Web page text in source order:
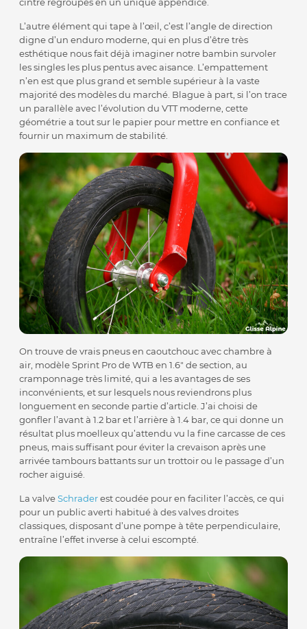
cintre regroupés en un unique appendice.
L’autre élément qui tape à l’œil, c’est l’angle de direction
digne d’un enduro moderne, qui en plus d’être très
esthétique nous fait déjà imaginer notre bambin survoler
les singles les plus pentus avec aisance. L’empattement
n’en est que plus grand et semble supérieur à la vaste
majorité des modèles du marché. Blague à part, si l’on trace
un parallèle avec l’évolution du VTT moderne, cette
géométrie a tout sur le papier pour mettre en confiance et
fournir un maximum de stabilité.
On trouve de vrais pneus en caoutchouc avec chambre à
air, modèle Sprint Pro de WTB en 1.6″ de section, au
cramponnage très limité, qui a les avantages de ses
inconvénients, et sur lesquels nous reviendrons plus
longuement en seconde partie d’article. J’ai choisi de
gonfler l’avant à 1.2 bar et l’arrière à 1.4 bar, ce qui donne un
résultat plus moelleux qu’attendu vu la fine carcasse de ces
pneus, mais suffisant pour éviter la crevaison après une
arrivée tambours battants sur un trottoir ou le passage d’un
rocher aiguisé.
La valveSchraderest coudée pour en faciliter l’accès, ce qui
pour un public averti habitué à des valves droites
classiques, disposant d’une pompe à tête perpendiculaire,
entraîne l’effet inverse à celui escompté.